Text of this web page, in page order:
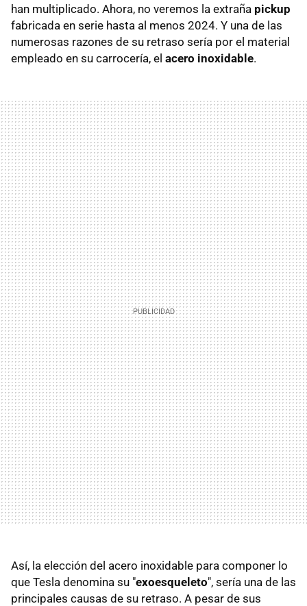
han multiplicado. Ahora, no veremos la extraña pickup
fabricada en serie hasta al menos 2024. Y una de las
numerosas razones de su retraso sería por el material
empleado en su carrocería, el acero inoxidable.
Así, la elección del acero inoxidable para componer lo
que Tesla denomina su "exoesqueleto", sería una de las
principales causas de su retraso. A pesar de sus